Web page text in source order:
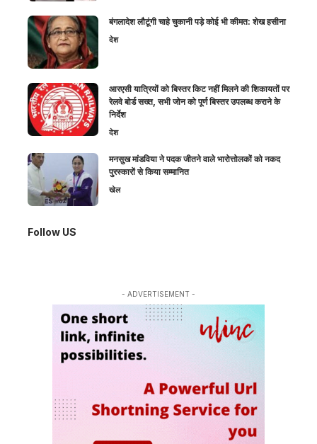
बंगलादेश लौटूंगी चाहे चुकानी पड़े कोई भी कीमत: शेख हसीना
देश
आरएसी यात्रियों को बिस्तर किट नहीं मिलने की शिकायतों पर
रेलवे बोर्ड सख्त, सभी जोन को पूर्ण बिस्तर उपलब्ध कराने के
निर्देश
देश
मनसुख मांडविया ने पदक जीतने वाले भारोत्तोलकों को नकद
पुरस्कारों से किया सम्मानित
खेल
Follow US
- ADVERTISEMENT -